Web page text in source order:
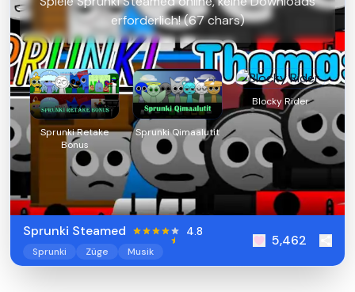
erforderlich! (67 chars)
Sprunki Retake
Bonus
Sprunki Qimaalutit
Blocky Rider
Sprunki Steamed 4.8
Sprunki Züge Musik
5,462